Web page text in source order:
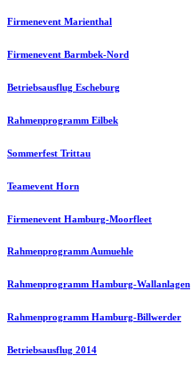
Firmenevent Marienthal
Firmenevent Barmbek-Nord
Betriebsausflug Escheburg
Rahmenprogramm Eilbek
Sommerfest Trittau
Teamevent Horn
Firmenevent Hamburg-Moorfleet
Rahmenprogramm Aumuehle
Rahmenprogramm Hamburg-Wallanlagen
Rahmenprogramm Hamburg-Billwerder
Betriebsausflug 2014